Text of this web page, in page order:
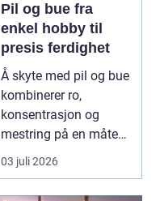
Pil og bue fra
enkel hobby til
presis ferdighet
Å skyte med pil og bue
kombinerer ro,
konsentrasjon og
mestring på en måte
få andre aktiviteter
gjør...
03 juli 2026